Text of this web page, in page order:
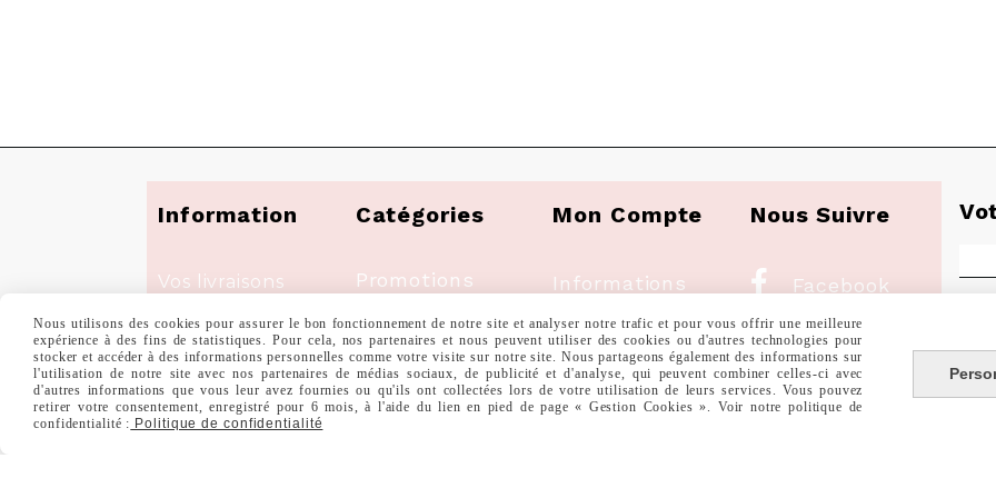
Information
Vos livraisons
Mentions
Légales
Conditions
Catégories
Promotions
Nouveaux
Produits
Meilleures
Mon Compte
Informations
Personnelles
Commandes
Nous Suivre
 Facebook
Instagram
Pinterest
Nous utilisons des cookies pour assurer le bon fonctionnement de notre site et analyser notre trafic et pour vous offrir une meilleure
expérience à des fins de statistiques. Pour cela, nos partenaires et nous peuvent utiliser des cookies ou d'autres technologies pour
stocker et accéder à des informations personnelles comme votre visite sur notre site. Nous partageons également des informations sur
l'utilisation de notre site avec nos partenaires de médias sociaux, de publicité et d'analyse, qui peuvent combiner celles-ci avec
d'autres informations que vous leur avez fournies ou qu'ils ont collectées lors de votre utilisation de leurs services. Vous pouvez
retirer votre consentement, enregistré pour 6 mois, à l'aide du lien en pied de page « Gestion Cookies ». Voir notre politique de
confidentialité : Politique de confidentialité